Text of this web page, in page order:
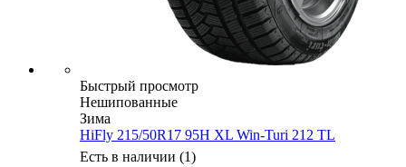
Быстрый просмотр
Нешипованные
Зима
HiFly 215/50R17 95H XL Win-Turi 212 TL
Есть в наличии (1)